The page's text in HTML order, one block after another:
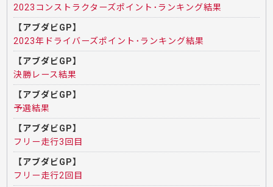
2023コンストラクターズポイント･ランキング結果
【アブダビGP】
2023年ドライバーズポイント･ランキング結果
【アブダビGP】
決勝レース結果
【アブダビGP】
予選結果
【アブダビGP】
フリー走行3回目
【アブダビGP】
フリー走行2回目